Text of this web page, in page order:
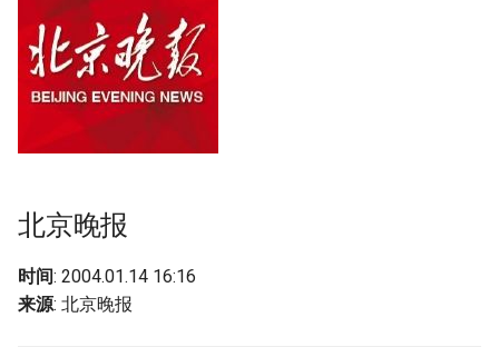
附加信息 [Processed Page
Metadata]
北京晚报
时间: 2004.01.14 16:16
来源: 北京晚报